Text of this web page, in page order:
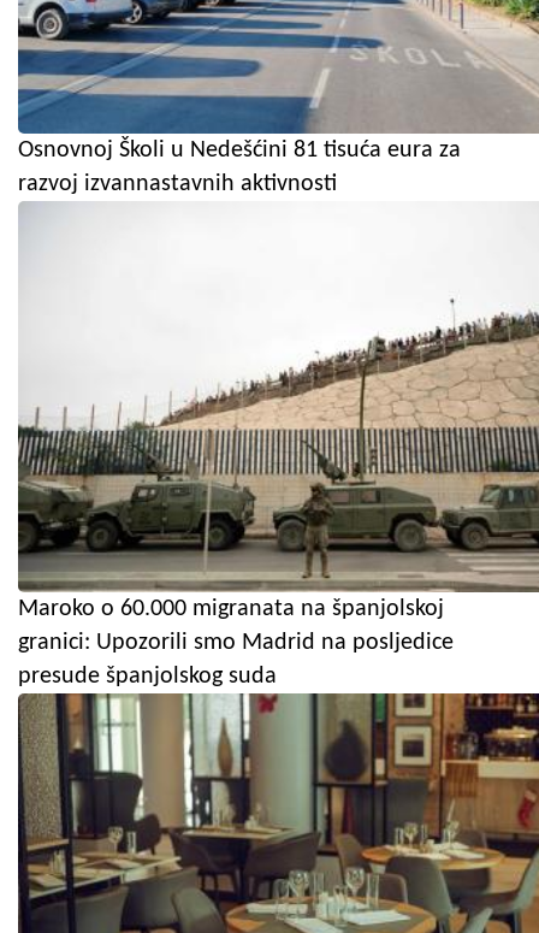
Osnovnoj Školi u Nedešćini 81 tisuća eura za
razvoj izvannastavnih aktivnosti
Maroko o 60.000 migranata na španjolskoj
granici: Upozorili smo Madrid na posljedice
presude španjolskog suda